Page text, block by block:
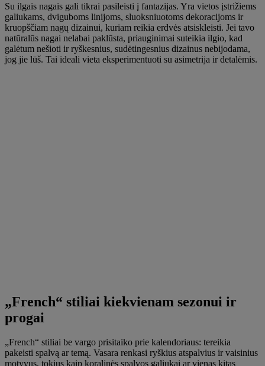
Su ilgais nagais gali tikrai pasileisti į fantazijas. Yra vietos įstrižiems
galiukams, dviguboms linijoms, sluoksniuotoms dekoracijoms ir
kruopščiam nagų dizainui, kuriam reikia erdvės atsiskleisti. Jei tavo
natūralūs nagai nelabai paklūsta, priauginimai suteikia ilgio, kad
galėtum nešioti ir ryškesnius, sudėtingesnius dizainus nebijodama,
jog jie lūš. Tai ideali vieta eksperimentuoti su asimetrija ir detalėmis.
„French“ stiliai kiekvienam sezonui ir
progai
„French“ stiliai be vargo prisitaiko prie kalendoriaus: tereikia
pakeisti spalvą ar temą. Vasara renkasi ryškius atspalvius ir vaisinius
motyvus, tokius kaip koralinės spalvos galiukai ar vienas kitas